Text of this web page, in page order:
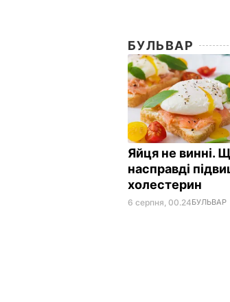
БУЛЬВАР
Яйця не винні.
насправді
холестерин
6 серпня, 00.24БУЛЬВАР